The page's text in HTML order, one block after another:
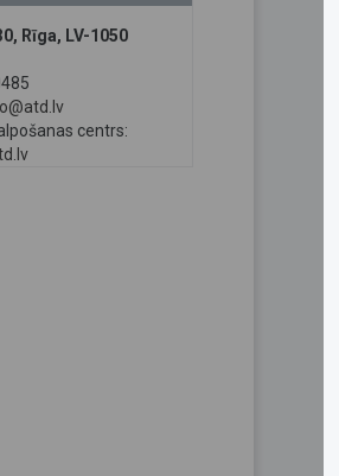
Rīga, LV-1050
centrs: